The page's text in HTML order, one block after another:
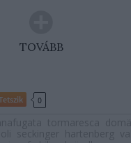
TOVÁBB
0